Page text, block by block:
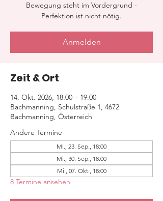
Bewegung steht im Vordergrund -
Perfektion ist nicht nötig.
Anmelden
Zeit & Ort
14. Okt. 2026, 18:00 – 19:00
Bachmanning, Schulstraße 1, 4672
Bachmanning, Österreich
Andere Termine
Mi., 23. Sep., 18:00
Mi., 30. Sep., 18:00
Mi., 07. Okt., 18:00
8 Termine ansehen